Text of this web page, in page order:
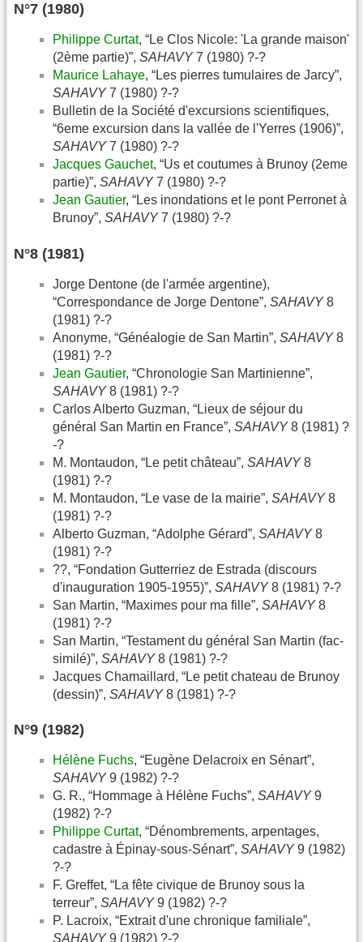
N°7 (1980)
Philippe Curtat, “Le Clos Nicole: 'La grande maison'
(2ème partie)”, SAHAVY7 (1980) ?-?
Maurice Lahaye, “Les pierres tumulaires de Jarcy”,
SAHAVY7 (1980) ?-?
Bulletin de la Société d'excursions scientifiques,
“6eme excursion dans la vallée de l'Yerres (1906)”,
SAHAVY7 (1980) ?-?
Jacques Gauchet, “Us et coutumes à Brunoy (2eme
partie)”, SAHAVY7 (1980) ?-?
Jean Gautier, “Les inondations et le pont Perronet à
Brunoy”, SAHAVY7 (1980) ?-?
N°8 (1981)
Jorge Dentone (de l'armée argentine),
“Correspondance de Jorge Dentone”, SAHAVY8
(1981) ?-?
Anonyme, “Généalogie de San Martin”, SAHAVY8
(1981) ?-?
Jean Gautier, “Chronologie San Martinienne”,
SAHAVY8 (1981) ?-?
Carlos Alberto Guzman, “Lieux de séjour du
général San Martin en France”, SAHAVY8 (1981) ?
-?
M. Montaudon, “Le petit château”, SAHAVY8
(1981) ?-?
M. Montaudon, “Le vase de la mairie”, SAHAVY8
(1981) ?-?
Alberto Guzman, “Adolphe Gérard”, SAHAVY8
(1981) ?-?
??, “Fondation Gutterriez de Estrada (discours
d'inauguration 1905-1955)”, SAHAVY8 (1981) ?-?
San Martin, “Maximes pour ma fille”, SAHAVY8
(1981) ?-?
San Martin, “Testament du général San Martin (fac-
similé)”, SAHAVY8 (1981) ?-?
Jacques Chamaillard, “Le petit chateau de Brunoy
(dessin)”, SAHAVY8 (1981) ?-?
N°9 (1982)
Hélène Fuchs, “Eugène Delacroix en Sénart”,
SAHAVY9 (1982) ?-?
G. R., “Hommage à Hélène Fuchs”, SAHAVY9
(1982) ?-?
Philippe Curtat, “Dénombrements, arpentages,
cadastre à Épinay-sous-Sénart”, SAHAVY9 (1982)
?-?
F. Greffet, “La fête civique de Brunoy sous la
terreur”, SAHAVY9 (1982) ?-?
P. Lacroix, “Extrait d'une chronique familiale”,
SAHAVY9 (1982) ?-?